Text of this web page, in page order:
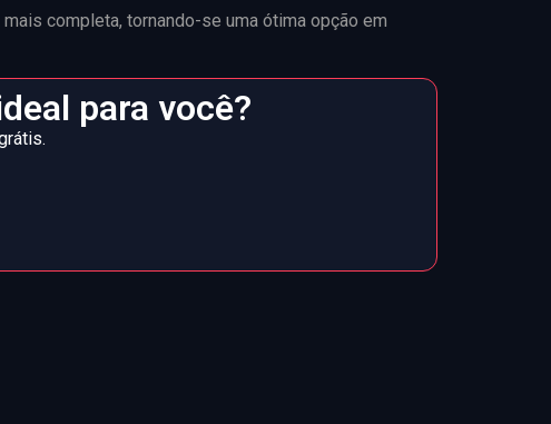
completa, tornando-se uma ótima opção em
para você?